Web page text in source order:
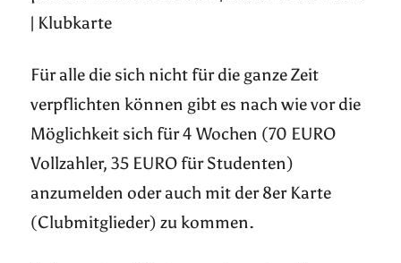
| Klubkarte
Für alle die sich nicht für die ganze Zeit
verpflichten können gibt es nach wie vor die
Möglichkeit sich für 4 Wochen (70 EURO
Vollzahler, 35 EURO für Studenten)
anzumelden oder auch mit der 8er Karte
(Clubmitglieder) zu kommen.